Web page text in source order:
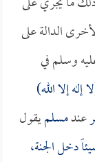
الدالة على
وسلم في
إلا الله)
عندمسلميقول
دخل الجنة،